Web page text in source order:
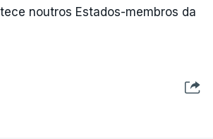
noutros Estados-membros da